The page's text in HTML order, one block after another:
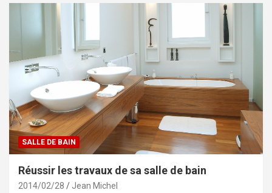
SALLE DE BAIN
Réussir les travaux de sa salle de bain
2014/02/28 Jean Michel